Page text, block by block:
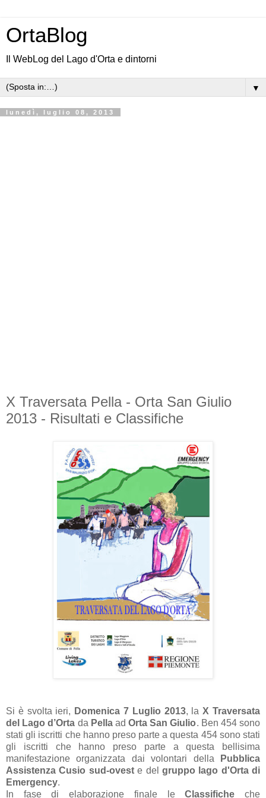
OrtaBlog
Il WebLog del Lago d'Orta e dintorni
▼
lunedì, luglio 08, 2013
X Traversata Pella - Orta San Giulio
2013 - Risultati e Classifiche
Si è svolta ieri, Domenica 7 Luglio 2013, laX Traversata
del Lago d’Orta da PellaadOrta San Giulio. Ben 454 sono
stati gli iscritti che hanno preso parte a questa 454 sono stati
gli iscritti che hanno preso parte a questa bellisima
manifestazione organizzata dai volontari della
Pubblica
Assistenza Cusio sud-oveste del gruppo lago d'Orta di
Emergency.
In fase di elaborazione finale leClassifiche che